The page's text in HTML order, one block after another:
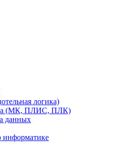
логика)
(МК, ПЛИС, ПЛК)
данных
информатике